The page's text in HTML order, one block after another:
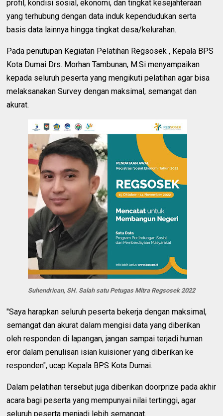
profil, kondisi sosial, ekonomi, dan tingkat kesejahteraan
yang terhubung dengan data induk kependudukan serta
basis data lainnya hingga tingkat desa/kelurahan.
Pada penutupan Kegiatan Pelatihan Regsosek , Kepala BPS
Kota Dumai Drs. Morhan Tambunan, M.Si menyampaikan
kepada seluruh peserta yang mengikuti pelatihan agar bisa
melaksanakan Survey dengan maksimal, semangat dan
akurat.
Suhendrican, SH. Salah satu Petugas Mitra Regsosek 2022
"Saya harapkan seluruh peserta bekerja dengan maksimal,
semangat dan akurat dalam mengisi data yang diberikan
oleh responden di lapangan, jangan sampai terjadi human
eror dalam penulisan isian kuisioner yang diberikan ke
responden", ucap Kepala BPS Kota Dumai.
Dalam pelatihan tersebut juga diberikan doorprize pada akhir
acara bagi peserta yang mempunyai nilai tertinggi, agar
seluruh peserta menjadi lebih semangat.